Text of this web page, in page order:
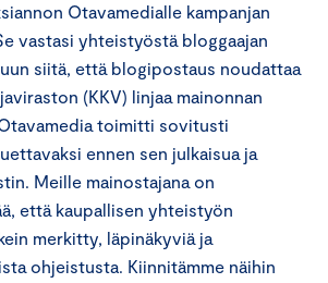
Otavamedialle kampanjan
vastasi yhteistyöstä bloggaajan
siitä, että blogipostaus noudattaa
(KKV) linjaa mainonnan
toimitti sovitusti
ennen sen julkaisua ja
Meille mainostajana on
että kaupallisen yhteistyön
merkitty, läpinäkyviä ja
ohjeistusta. Kiinnitämme näihin